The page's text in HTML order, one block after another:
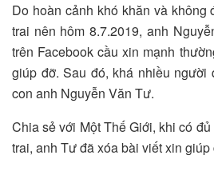
Do hoàn cảnh khó khăn và không
trai nên hôm 8.7.2019, anh
trên Facebook cầu xin mạnh
giúp đỡ. Sau đó, khá nhiều người
con anh Nguyễn Văn Tư.
Chia sẻ với Một Thế Giới, khi có
trai, anh Tư đã xóa bài viết xin